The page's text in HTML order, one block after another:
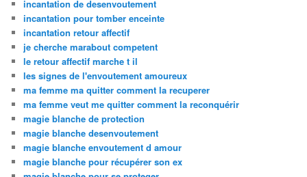
incantation de desenvoutement
incantation pour tomber enceinte
incantation retour affectif
je cherche marabout competent
le retour affectif marche t il
les signes de l'envoutement amoureux
ma femme ma quitter comment la recuperer
ma femme veut me quitter comment la reconquérir
magie blanche de protection
magie blanche desenvoutement
magie blanche envoutement d amour
magie blanche pour récupérer son ex